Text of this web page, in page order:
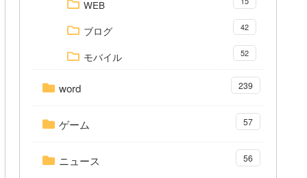
WEB
ブログ 42
モバイル 52
word 239
ゲーム 57
ニュース 56